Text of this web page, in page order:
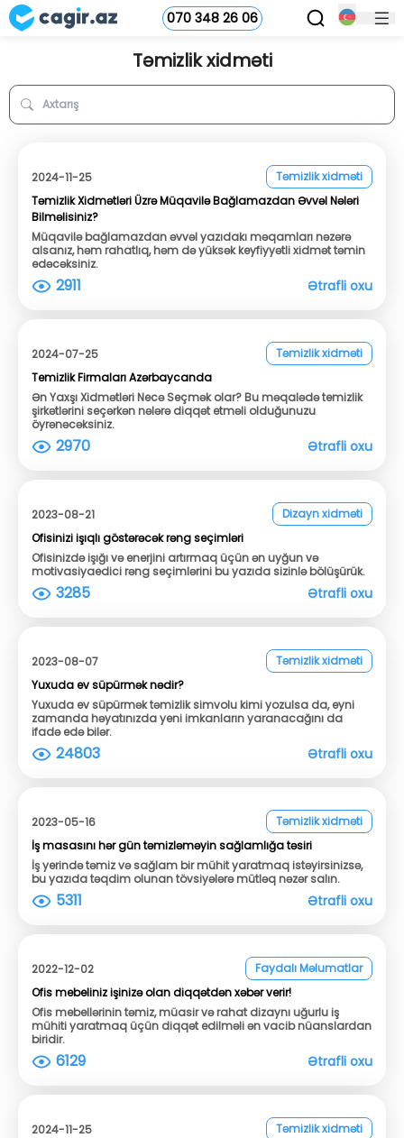
070 348 26 06
Təmizlik xidməti
2024-11-25
Təmizlik xidməti
Təmizlik Xidmətləri Üzrə Müqavilə Bağlamazdan Əvvəl Nələri
Bilməlisiniz?
Müqavilə bağlamazdan əvvəl yazıdakı məqamları nəzərə
alsanız, həm rahatlıq, həm də yüksək keyfiyyətli xidmət təmin
edəcəksiniz.
2911 Ətrafli oxu
2024-07-25
Təmizlik xidməti
Temizlik Firmaları Azərbaycanda
Ən Yaxşı Xidmətləri Necə Seçmək olar? Bu məqalədə temizlik
şirkətlərini seçərkən nələrə diqqət etməli olduğunuzu
öyrənəcəksiniz.
2970 Ətrafli oxu
2023-08-21
Dizayn xidməti
Ofisinizi işıqlı göstərəcək rəng seçimləri
Ofisinizdə işığı və enerjini artırmaq üçün ən uyğun və
motivasiyaedici rəng seçimlərini bu yazıda sizinlə bölüşürük.
3285 Ətrafli oxu
2023-08-07
Təmizlik xidməti
Yuxuda ev süpürmək nədir?
Yuxuda ev süpürmək təmizlik simvolu kimi yozulsa da, eyni
zamanda həyatınızda yeni imkanların yaranacağını da
ifadə edə bilər.
24803 Ətrafli oxu
2023-05-16
Təmizlik xidməti
İş masasını hər gün təmizləməyin sağlamlığa təsiri
İş yerində təmiz və sağlam bir mühit yaratmaq istəyirsinizsə,
bu yazıda təqdim olunan tövsiyələrə mütləq nəzər salın.
5311 Ətrafli oxu
2022-12-02
Faydalı Məlumatlar
Ofis mebeliniz işinizə olan diqqətdən xəbər verir!
Ofis mebellərinin təmiz, müasir və rahat dizaynı uğurlu iş
mühiti yaratmaq üçün diqqət edilməli ən vacib nüanslardan
biridir.
6129 Ətrafli oxu
2024-11-25
Təmizlik xidməti